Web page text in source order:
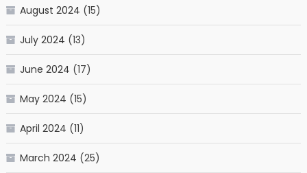
August 2024 (15)
July 2024 (13)
June 2024 (17)
May 2024 (15)
April 2024 (11)
March 2024 (25)